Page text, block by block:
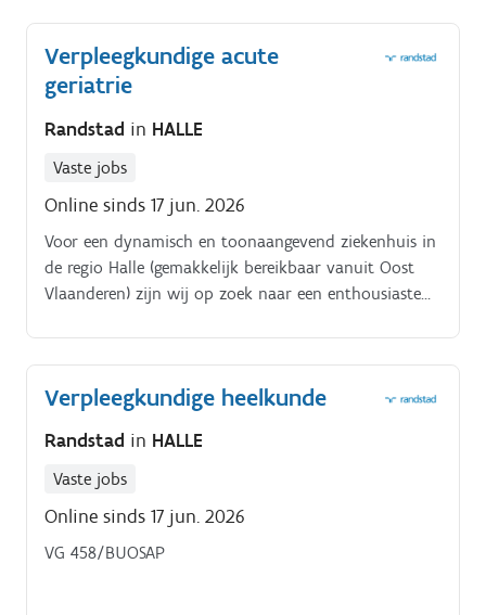
Verpleegkundige acute
geriatrie
Randstad in HALLE
Vaste jobs
Online sinds 17 jun. 2026
Voor een dynamisch en toonaangevend ziekenhuis in
de regio Halle (gemakkelijk bereikbaar vanuit Oost
Vlaanderen) zijn wij op zoek naar een enthousiaste
geriatrie. Je komt terecht op een afdeling die zich
richt op een holistische en kwalitatieve zorg voor
oudere patiënten met uiteenlopende en complexe
Verpleegkundige heelkunde
Randstad in HALLE
Vaste jobs
Online sinds 17 jun. 2026
VG 458/BUOSAP